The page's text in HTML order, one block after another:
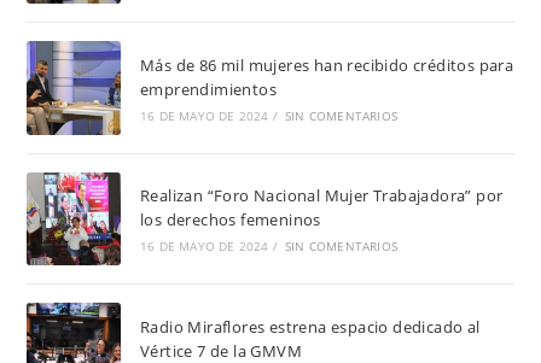
Más de 86 mil mujeres han recibido créditos para
emprendimientos
16 DE MAYO DE 2024 / SIN COMENTARIOS
Realizan “Foro Nacional Mujer Trabajadora” por
los derechos femeninos
16 DE MAYO DE 2024 / SIN COMENTARIOS
Radio Miraflores estrena espacio dedicado al
Vértice 7 de la GMVM